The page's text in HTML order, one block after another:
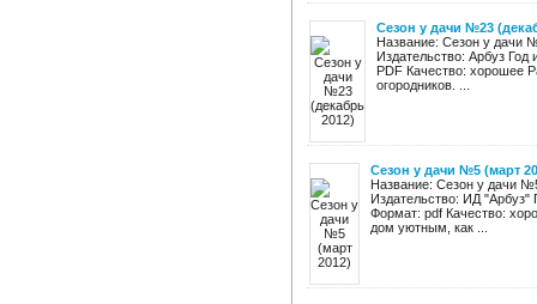
Сезон у дачи №23
Название: Сезон у дачи
Издательство: Арбуз
PDF Качество: хорошее
огородников. ...
Сезон у дачи №5 (март
Название: Сезон у дачи
Издательство: ИД "Арбуз"
Формат: pdf Качество:
дом уютным, как ...